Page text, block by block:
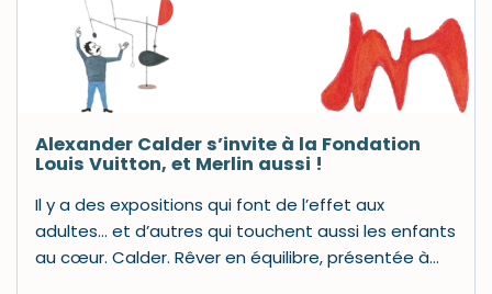
Alexander Calder s’invite à la Fondation
Louis Vuitton, et Merlin aussi !
Il y a des expositions qui font de l’effet aux
adultes… et d’autres qui touchent aussi les enfants
au cœur. Calder. Rêver en équilibre, présentée à…